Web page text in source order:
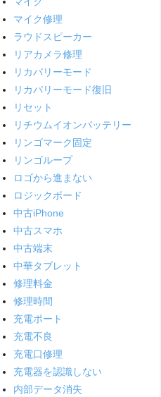
マイク修理
ラウドスピーカー
リアカメラ修理
リカバリーモード
リカバリーモード復旧
リセット
リチウムイオンバッテリー
リンゴマーク固定
リンゴループ
ロゴから進まない
ロジックボード
中古iPhone
中古スマホ
中古端末
中華タブレット
修理料金
修理時間
充電ポート
充電不良
充電口修理
充電器を認識しない
内部データ消失